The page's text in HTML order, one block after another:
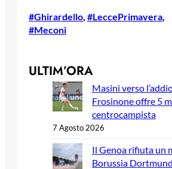
#Ghirardello #LeccePrimavera
#Meconi
ULTIM’ORA
Masini verso
Frosinone offre 5
centrocampista
7 Agosto 2026
Il Genoa rifiuta un
Borussia